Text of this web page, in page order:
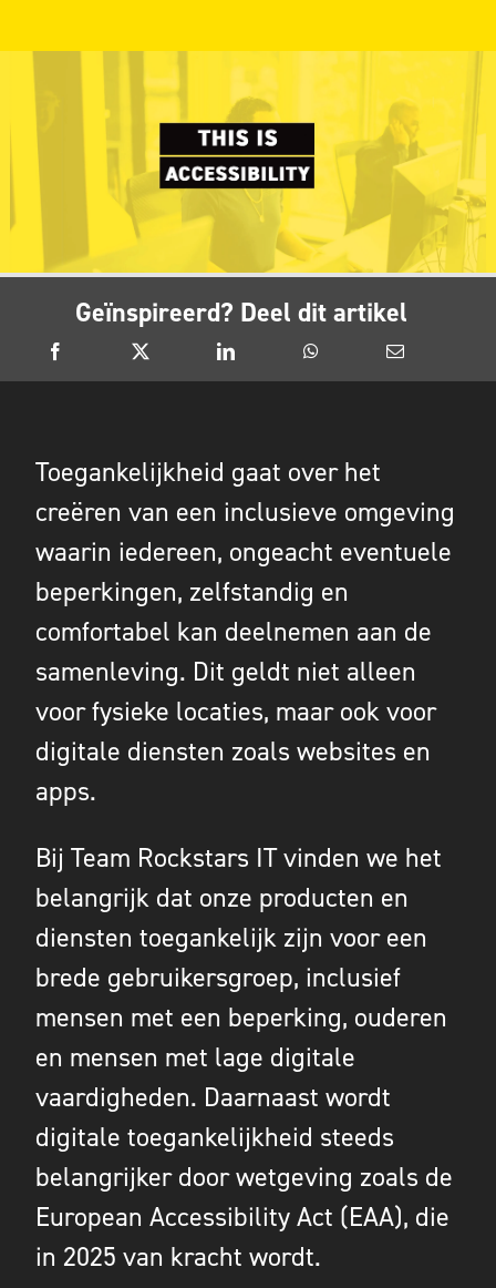
Geïnspireerd? Deel dit artikel
Toegankelijkheid gaat over het
creëren van een inclusieve omgeving
waarin iedereen, ongeacht eventuele
beperkingen, zelfstandig en
comfortabel kan deelnemen aan de
samenleving. Dit geldt niet alleen
voor fysieke locaties, maar ook voor
digitale diensten zoals websites en
apps.
Bij Team Rockstars IT vinden we het
belangrijk dat onze producten en
diensten toegankelijk zijn voor een
brede gebruikersgroep, inclusief
mensen met een beperking, ouderen
en mensen met lage digitale
vaardigheden. Daarnaast wordt
digitale toegankelijkheid steeds
belangrijker door wetgeving zoals de
European Accessibility Act (EAA), die
in 2025 van kracht wordt.